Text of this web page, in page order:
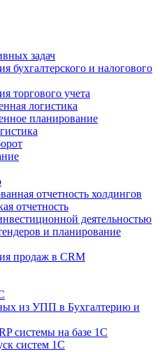
задач
бухгалтерского и налогового
торгового учета
логистика
планирование
отчетность холдингов
отчетность
деятельностью
и планирование
продаж в CRM
из УПП в Бухгалтерию и
системы на базе 1С
систем 1С